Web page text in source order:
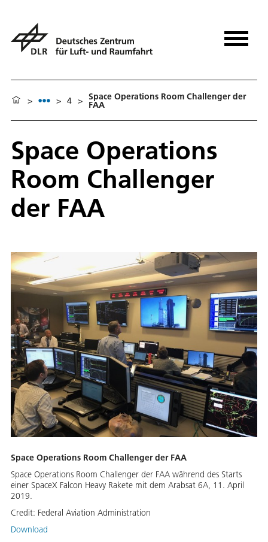
> > 4 > Space Operations Room Challenger der
FAA
Space Operations
Room Challenger
der FAA
Space Operations Room Challenger der FAA
Space Operations Room Challenger der FAA während des Starts
einer SpaceX Falcon Heavy Rakete mit dem Arabsat 6A, 11. April
2019.
Credit: Federal Aviation Administration
Download